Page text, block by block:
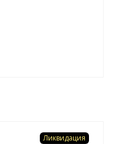
Ликвидация